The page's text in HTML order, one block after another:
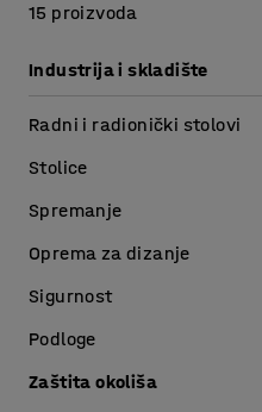
15 proizvoda
Industrija i skladište
Radni i radionički stolovi
Stolice
Spremanje
Oprema za dizanje
Sigurnost
Podloge
Zaštita okoliša